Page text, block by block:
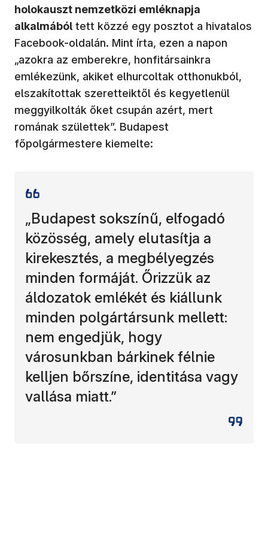
holokauszt nemzetközi emléknapja
alkalmából tett közzé egy posztot a hivatalos
Facebook-oldalán. Mint írta, ezen a napon
„azokra az emberekre, honfitársainkra
emlékezünk, akiket elhurcoltak otthonukból,
elszakítottak szeretteiktől és kegyetlenül
meggyilkolták őket csupán azért, mert
romának születtek”. Budapest
főpolgármestere kiemelte:
„Budapest sokszínű, elfogadó
közösség, amely elutasítja a
kirekesztés, a megbélyegzés
minden formáját. Őrizzük az
áldozatok emlékét és kiállunk
minden polgártársunk mellett:
nem engedjük, hogy
városunkban bárkinek félnie
kelljen bőrszíne, identitása vagy
vallása miatt.”